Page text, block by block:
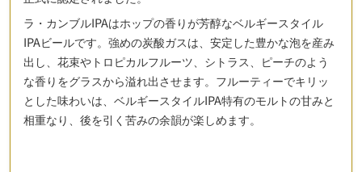
ラ・カンブルIPAはホップの香りが芳醇なベルギースタイル
IPAビールです。強めの炭酸ガスは、安定した豊かな泡を産み
出し、花束やトロピカルフルーツ、シトラス、ピーチのよう
な香りをグラスから溢れ出させます。フルーティーでキリッ
とした味わいは、ベルギースタイルIPA特有のモルトの甘みと
相重なり、後を引く苦みの余韻が楽しめます。